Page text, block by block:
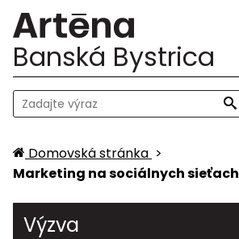
Banská Bystrica
Domovská stránka >
Marketing na sociálnych sieťach
Výzva